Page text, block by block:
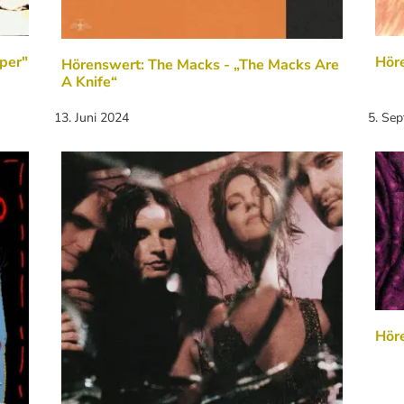
Hörenswert: The Macks - „The Macks Are
A Knife“
13. Juni 2024 5.